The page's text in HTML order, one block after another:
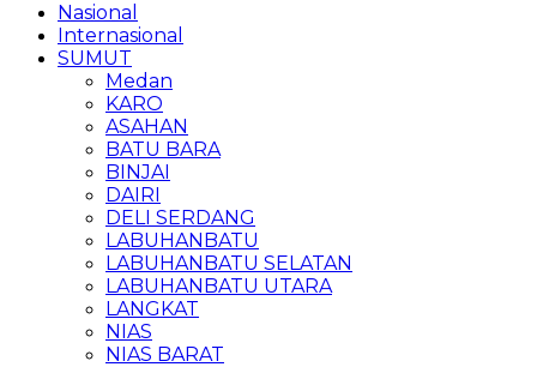
Nasional
Internasional
SUMUT
Medan
KARO
ASAHAN
BATU BARA
BINJAI
DAIRI
DELI SERDANG
LABUHANBATU
LABUHANBATU SELATAN
LABUHANBATU UTARA
LANGKAT
NIAS
NIAS BARAT